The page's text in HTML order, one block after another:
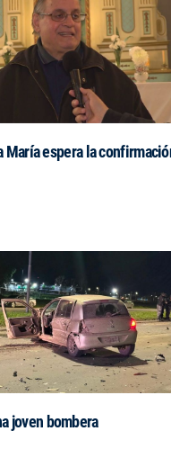
María espera la
joven bombera